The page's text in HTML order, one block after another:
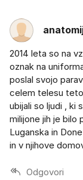
2014 leta so na
oznak na
poslal svojo
celem telesu
ubijali so ljudi , ki
milijone jih je bilo
Luganska in
in v njihove
Odgovori